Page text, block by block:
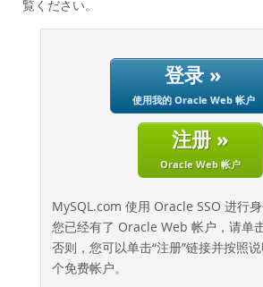
新闻和活动
覧ください。
登录 »
使用我的 Oracle Web 帐户
注册 »
Oracle Web 帐户
MySQL.com 使用 Oracle SSO 进行
您已经有了 Oracle Web 帐户，请单击
否则，您可以单击“注册”链接并按照
个免费帐户。